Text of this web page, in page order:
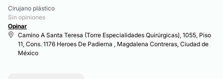
Cirujano plástico
Sin opiniones
Opinar
Camino A Santa Teresa (Torre Especialidades Quirúrgicas), 1055, Piso
11, Cons. 1176 Heroes De Padierna , Magdalena Contreras, Ciudad de
México